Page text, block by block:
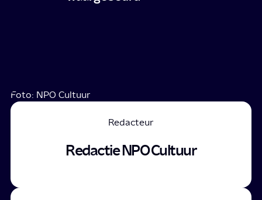
Foto: NPO Cultuur
Redacteur
Redactie NPO Cultuur